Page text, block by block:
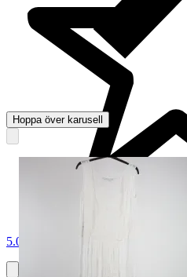
5.0
Hoppa över karusell